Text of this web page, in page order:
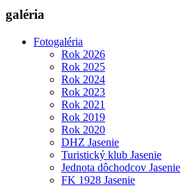
galéria
Fotogaléria
Rok 2026
Rok 2025
Rok 2024
Rok 2023
Rok 2021
Rok 2019
Rok 2020
DHZ Jasenie
Turistický klub Jasenie
Jednota dôchodcov Jasenie
FK 1928 Jasenie